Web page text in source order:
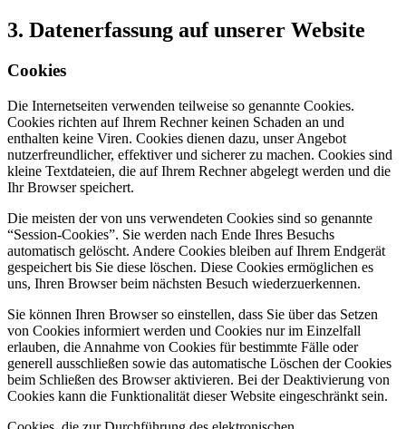
3. Datenerfassung auf unserer Website
Cookies
Die Internetseiten verwenden teilweise so genannte Cookies.
Cookies richten auf Ihrem Rechner keinen Schaden an und
enthalten keine Viren. Cookies dienen dazu, unser Angebot
nutzerfreundlicher, effektiver und sicherer zu machen. Cookies sind
kleine Textdateien, die auf Ihrem Rechner abgelegt werden und die
Ihr Browser speichert.
Die meisten der von uns verwendeten Cookies sind so genannte
“Session-Cookies”. Sie werden nach Ende Ihres Besuchs
automatisch gelöscht. Andere Cookies bleiben auf Ihrem Endgerät
gespeichert bis Sie diese löschen. Diese Cookies ermöglichen es
uns, Ihren Browser beim nächsten Besuch wiederzuerkennen.
Sie können Ihren Browser so einstellen, dass Sie über das Setzen
von Cookies informiert werden und Cookies nur im Einzelfall
erlauben, die Annahme von Cookies für bestimmte Fälle oder
generell ausschließen sowie das automatische Löschen der Cookies
beim Schließen des Browser aktivieren. Bei der Deaktivierung von
Cookies kann die Funktionalität dieser Website eingeschränkt sein.